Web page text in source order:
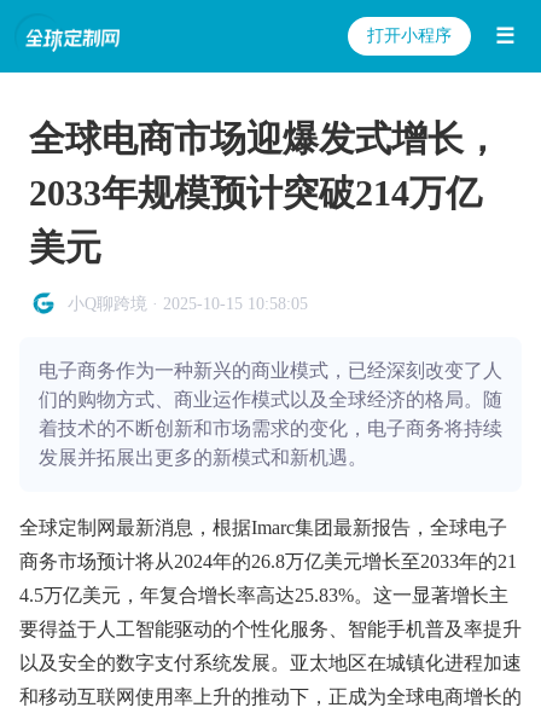
打开小程序 ☰
全球电商市场迎爆发式增长，
2033年规模预计突破214万亿
美元
小Q聊跨境 · 2025-10-15 10:58:05
电子商务作为一种新兴的商业模式，已经深刻改变了人
们的购物方式、商业运作模式以及全球经济的格局。随
着技术的不断创新和市场需求的变化，电子商务将持续
发展并拓展出更多的新模式和新机遇。
全球定制网最新消息，根据Imarc集团最新报告，全球电子
商务市场预计将从2024年的26.8万亿美元增长至2033年的21
4.5万亿美元，年复合增长率高达25.83%。这一显著增长主
要得益于人工智能驱动的个性化服务、智能手机普及率提升
以及安全的数字支付系统发展。亚太地区在城镇化进程加速
和移动互联网使用率上升的推动下，正成为全球电商增长的